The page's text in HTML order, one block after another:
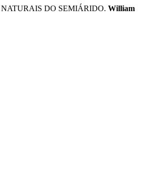
DO SEMIÁRIDO. William